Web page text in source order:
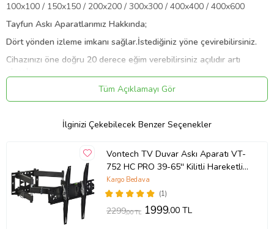
100x100 / 150x150 / 200x200 / 300x300 / 400x400 / 400x600
Tayfun Askı Aparatlarımız Hakkında;
Dört yönden izleme imkanı sağlar.İstediğiniz yöne çevirebilirsiniz.
Cihazınızı öne doğru 20 derece eğim verebilirsiniz açılıdır artı
Ultra sağlam mekanizma + uzun yıllar sorunsuzca
kullanabileceğiniz kalitesi askı aparatıdır.
90 kg Taşıma Kapesitesi
Yerli üretim + Kolay Kurulum
Siyah renk
Montaj için gerekli civatalar pullar vidalar kutu içerisindedir.
Tüm Açıklamayı Gör
İlginizi Çekebilecek Benzer Seçenekler
Vontech TV Duvar Askı Aparatı VT-
752 HC PRO 39-65'' Kilitli Hareketli
Lcd-Led Duvar Askı Aparatı
(1)
Kargo Bedava
2299,00 TL 1999,00 TL